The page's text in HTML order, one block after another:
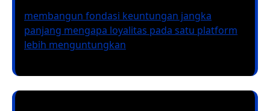
membangun fondasi keuntungan jangka
panjang mengapa loyalitas pada satu platform
lebih menguntungkan